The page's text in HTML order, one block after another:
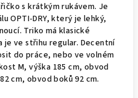
s krátkým rukávem. Je
OPTI-DRY, který je lehký,
Triko má klasické
je ve střihu regular. Decentní
do práce, nebo ve volném
M, výška 185 cm, obvod
cm, obvod boků 92 cm.